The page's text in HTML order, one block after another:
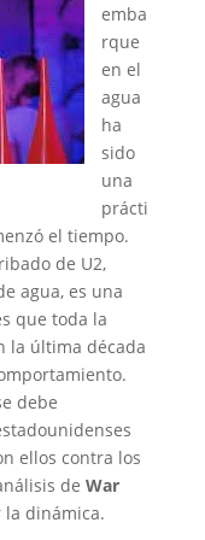
emba
rque
en el
agua
ha
sido
una
prácti
el tiempo.
de U2,
agua, es una
que toda la
la última década
debe
ellos contra los
de War
dinámica.